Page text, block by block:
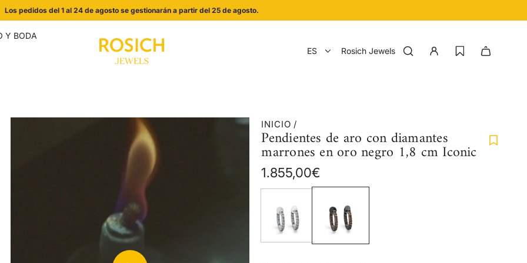
Los pedidos del 1 al 24 de agosto se gestionarán a partir del 25 de agosto.
Y BODA
ES Rosich Jewels
INICIO /
Pendientes de aro con diamantes
marrones en oro negro 1,8 cm Iconic
Precio
regular
1.855,00€